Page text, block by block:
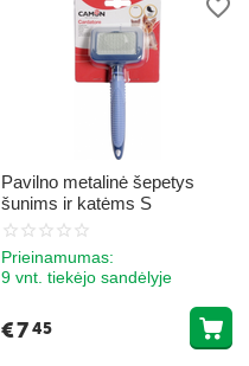
Pavilno metalinė šepetys
šunims ir katėms S
Prieinamumas:
9 vnt. tiekėjo sandėlyje
€745